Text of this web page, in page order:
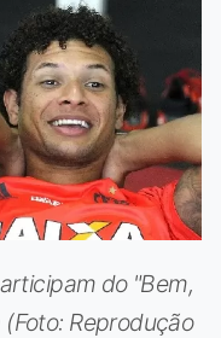
do "Bem,
Reprodução